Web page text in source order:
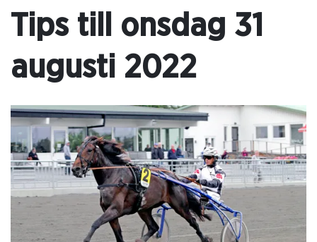
Tips till onsdag 31
augusti 2022